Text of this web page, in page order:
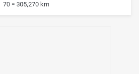
70 = 305,270 km